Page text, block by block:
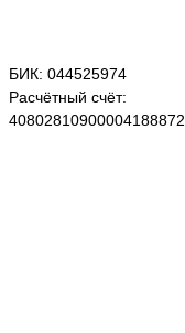
БИК: 044525974
Расчётный счёт:
40802810900004188872